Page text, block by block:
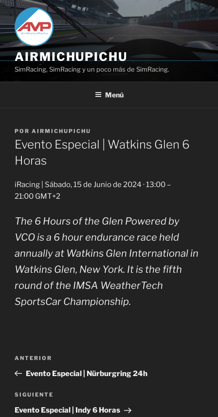
Saltar
al
contenido
AIRMICHUPICHU
SimRacing, SimRacing y un poco más de SimRacing.
Menú
PUBLICADO
EL
POR AIRMICHUPICHU
Evento Especial | Watkins Glen 6
Horas
iRacing | Sábado, 15 de Junio de 2024 · 13:00 –
21:00 GMT+2
The 6 Hours of the Glen Powered by
VCO is a 6 hour endurance race held
annually at Watkins Glen International in
Watkins Glen, New York. It is the fifth
round of the IMSA WeatherTech
SportsCar Championship.
entradas
Entrada
anterior:
ANTERIOR
Evento Especial | Nürburgring 24h
Siguiente
entrada
SIGUIENTE
Evento Especial | Indy 6 Horas